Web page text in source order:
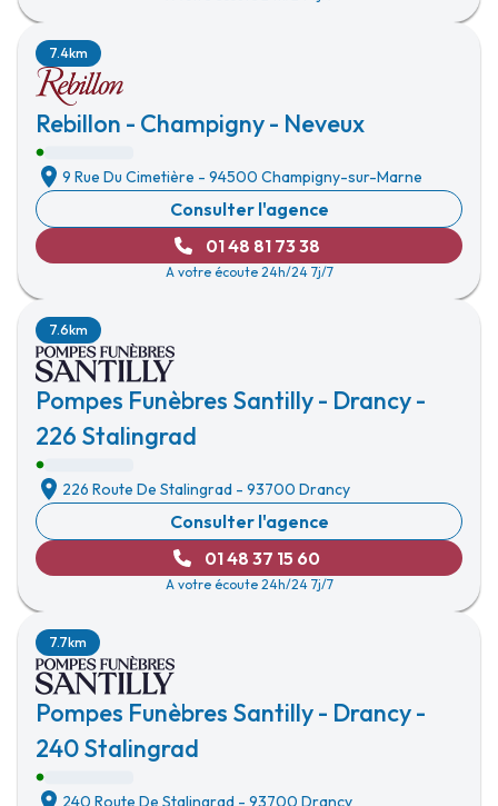
Rebillon - Champigny - Neveux
7.4km
9 Rue Du Cimetière - 94500 Champigny-sur-Marne
Consulter l'agence
01 48 81 73 38
A votre écoute 24h/24 7j/7
Pompes Funèbres Santilly - Drancy -
226 Stalingrad
7.6km
226 Route De Stalingrad - 93700 Drancy
Consulter l'agence
01 48 37 15 60
A votre écoute 24h/24 7j/7
Pompes Funèbres Santilly - Drancy -
240 Stalingrad
7.7km
240 Route De Stalingrad - 93700 Drancy